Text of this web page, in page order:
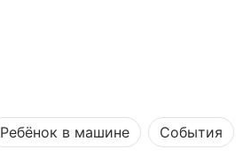
Ребёнок в машине События